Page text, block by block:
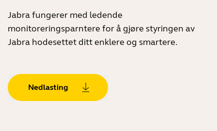
Jabra fungerer med ledende
monitoreringsparntere for å gjøre styringen av
Jabra hodesettet ditt enklere og smartere.
Nedlasting